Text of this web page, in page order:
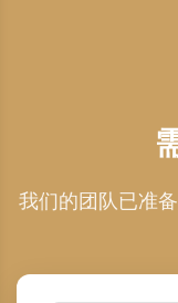
我们的团队已准